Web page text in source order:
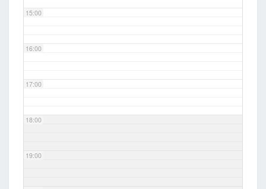
15:00
16:00
17:00
18:00
19:00